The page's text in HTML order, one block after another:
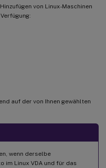
von Linux-Maschinen
auf der von Ihnen gewählten
wenn derselbe
im Linux VDA und für das